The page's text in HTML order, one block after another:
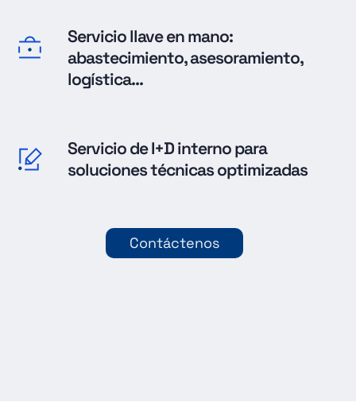
Servicio llave en mano:
abastecimiento, asesoramiento,
logística...
Servicio de I+D interno para
soluciones técnicas optimizadas
Contáctenos